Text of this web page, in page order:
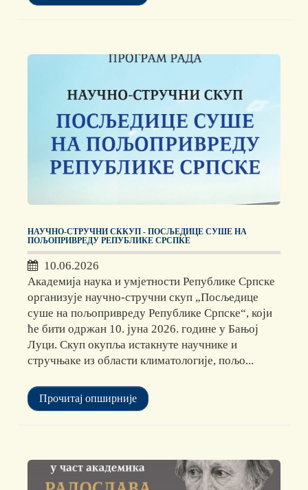
НАУЧНО-СТРУЧНИ СККУП - ПОСЉЕДИЦЕ СУШЕ НА
ПОЉОПРИВРЕДУ РЕПУБЛИКЕ СРСПКЕ
10.06.2026
Академија наука и умјетности Републике Српске
организује научно-стручни скуп „Посљедице
суше на пољопривреду Републике Српске“, који
ће бити одржан 10. јуна 2026. године у Бањој
Луци. Скуп окупља истакнуте научнике и
стручњаке из области климатологије, пољо...
Прочитај опширније